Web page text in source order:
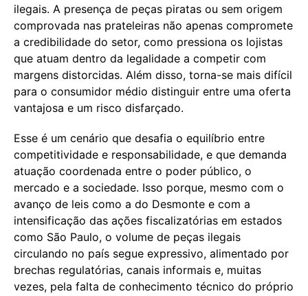
ilegais. A presença de peças piratas ou sem origem
comprovada nas prateleiras não apenas compromete
a credibilidade do setor, como pressiona os lojistas
que atuam dentro da legalidade a competir com
margens distorcidas. Além disso, torna-se mais difícil
para o consumidor médio distinguir entre uma oferta
vantajosa e um risco disfarçado.
Esse é um cenário que desafia o equilíbrio entre
competitividade e responsabilidade, e que demanda
atuação coordenada entre o poder público, o
mercado e a sociedade. Isso porque, mesmo com o
avanço de leis como a do Desmonte e com a
intensificação das ações fiscalizatórias em estados
como São Paulo, o volume de peças ilegais
circulando no país segue expressivo, alimentado por
brechas regulatórias, canais informais e, muitas
vezes, pela falta de conhecimento técnico do próprio